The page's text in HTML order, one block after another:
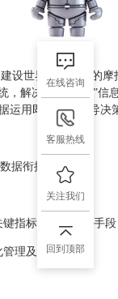
设世界上最先进的
，解决了“人机务”
运用即可精准指导决
据衔接；
指标的预警监控手
管理及提升。
在线咨询
客服热线
关注我们
回到顶部